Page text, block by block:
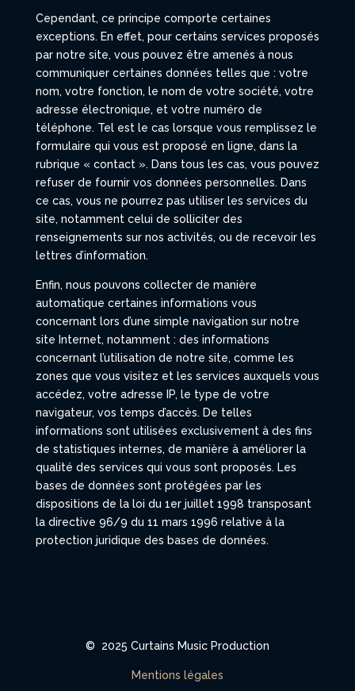
Cependant, ce principe comporte certaines
exceptions. En effet, pour certains services proposés
par notre site, vous pouvez être amenés à nous
communiquer certaines données telles que : votre
nom, votre fonction, le nom de votre société, votre
adresse électronique, et votre numéro de
téléphone. Tel est le cas lorsque vous remplissez le
formulaire qui vous est proposé en ligne, dans la
rubrique « contact ». Dans tous les cas, vous pouvez
refuser de fournir vos données personnelles. Dans
ce cas, vous ne pourrez pas utiliser les services du
site, notamment celui de solliciter des
renseignements sur nos activités, ou de recevoir les
lettres d’information.
Enfin, nous pouvons collecter de manière
automatique certaines informations vous
concernant lors d’une simple navigation sur notre
site Internet, notamment : des informations
concernant l’utilisation de notre site, comme les
zones que vous visitez et les services auxquels vous
accédez, votre adresse IP, le type de votre
navigateur, vos temps d’accès. De telles
informations sont utilisées exclusivement à des fins
de statistiques internes, de manière à améliorer la
qualité des services qui vous sont proposés. Les
bases de données sont protégées par les
dispositions de la loi du 1er juillet 1998 transposant
la directive 96/9 du 11 mars 1996 relative à la
protection juridique des bases de données.
© 2025 Curtains Music Production
Mentions légales